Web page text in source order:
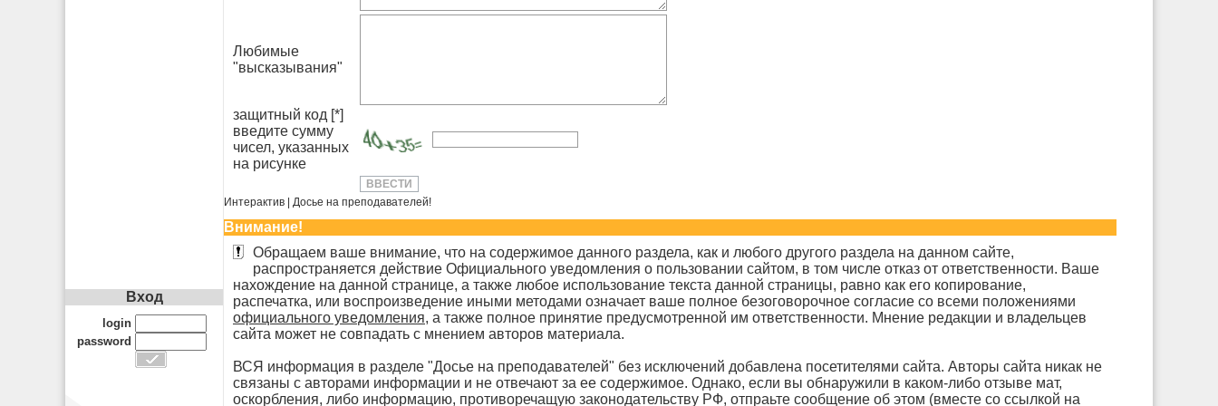
Любимые
"высказывания"
защитный код [*]
введите сумму
чисел, указанных
на рисунке
Интерактив Досье на преподавателей!
Внимание!
Обращаем ваше внимание, что на содержимое данного раздела, как и любого другого раздела на данном сайте,
распространяется действие Официального уведомления о пользовании сайтом, в том числе отказ от ответственности. Ваше
нахождение на данной странице, а также любое использование текста данной страницы, равно как его копирование,
распечатка, или воспроизведение иными методами означает ваше полное безоговорочное согласие со всеми положениями
официального уведомления, а также полное принятие предусмотренной им ответственности. Мнение редакции и владельцев
сайта может не совпадать с мнением авторов материала.
ВСЯ информация в разделе "Досье на преподавателей" без исключений добавлена посетителями сайта. Авторы сайта никак не
связаны с авторами информации и не отвечают за ее содержимое. Однако, если вы обнаружили в каком-либо отзыве мат,
оскорбления, либо информацию, противоречащую законодательству РФ, отпраьте сообщение об этом (вместе со ссылкой на
Вход
login
password